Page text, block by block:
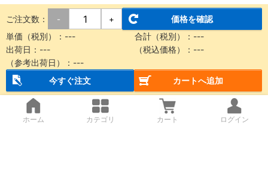
ご注文数： - +
価格を確認
単価（税別）： --- 合計（税別）： ---
出荷日： --- （税込価格）： ---
（参考出荷日）： ---
今すぐ注文
カートへ追加
ホーム カテゴリ カート ログイン